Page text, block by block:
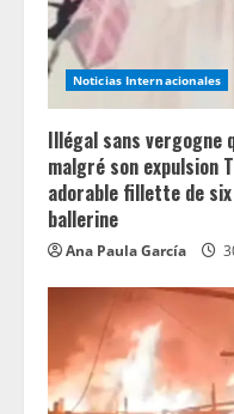
i
n
g
Noticias Internacionales
Illégal sans vergogne
malgré son expulsion
adorable fillette de
ballerine
Ana Paula García